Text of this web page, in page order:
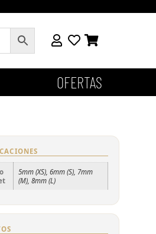
OFERTAS
5mm (XS), 6mm (S), 7mm
(M), 8mm (L)